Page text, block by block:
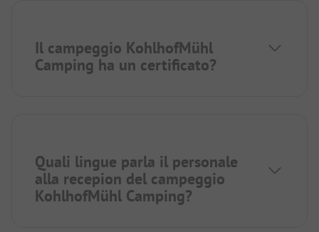
Il campeggio KohlhofMühl
Camping ha un certificato?
Quali lingue parla il personale
alla recepion del campeggio
KohlhofMühl Camping?